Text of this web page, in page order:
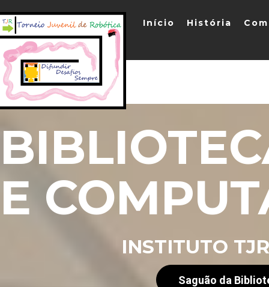
Início História
E
INSTITUTO
Saguão da